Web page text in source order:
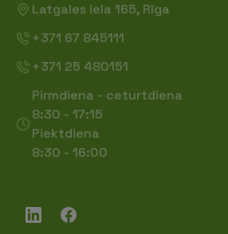
Latgales iela 165, Rīga
+371 67 845111
+371 25 480151
Pirmdiena - ceturtdiena
8:30 - 17:15
Piektdiena
8:30 - 16:00